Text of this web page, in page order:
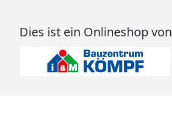
Dies ist ein Onlineshop von